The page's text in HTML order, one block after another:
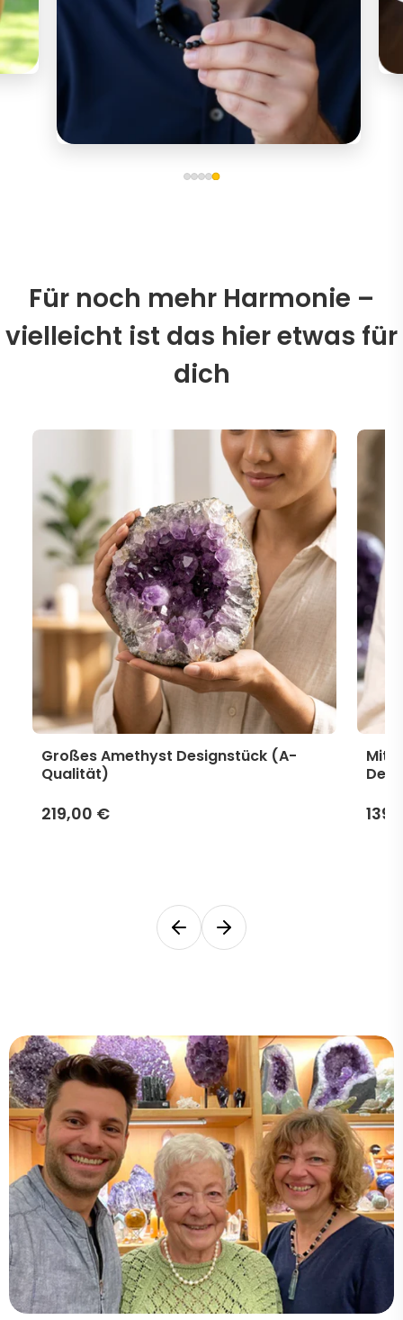
Für noch mehr Harmonie –
vielleicht ist das hier etwas für
dich
Großes Amethyst Designstück (A-
Qualität)
219,00 €